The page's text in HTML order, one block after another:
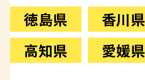
徳島県
香川県
高知県
愛媛県